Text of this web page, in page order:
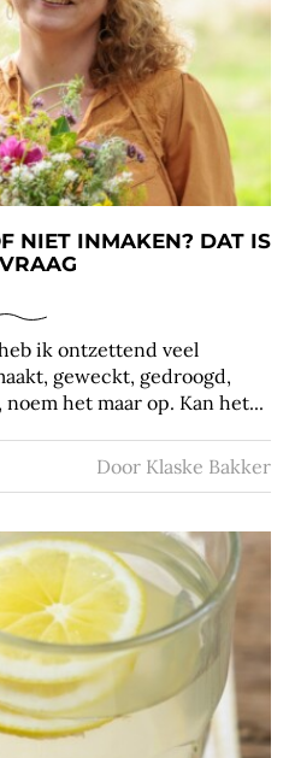
NIET INMAKEN? DAT IS
ik ontzettend veel
geweckt, gedroogd,
het maar op. Kan het...
Door Klaske Bakker